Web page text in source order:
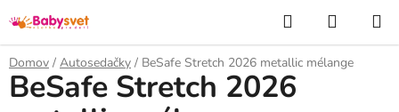
na
obsah
Hľadať
KOŠÍK
Domov / Autosedačky / BeSafe Stretch 2026 metallic mélange
BeSafe Stretch 2026